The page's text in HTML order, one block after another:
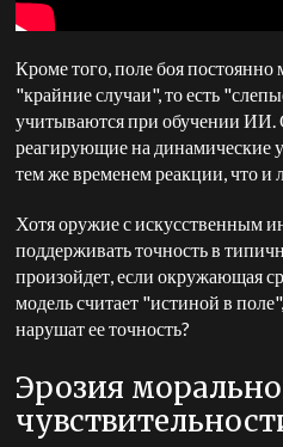
Кроме того, поле боя постоянно
"крайние случаи", то есть
учитываются при обучении ИИ.
реагирующие на динамические
тем же временем реакции, что
Хотя оружие с искусственным
поддерживать точность в
произойдет, если окружающая
модель считает "истиной в
нарушат ее точность?
Эрозия